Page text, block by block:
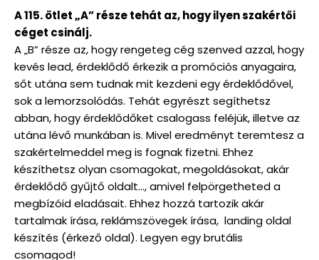
A 115. ötlet „A” része tehát az, hogy ilyen szakértői
céget csinálj.
A „B” része az, hogy rengeteg cég szenved azzal, hogy
kevés lead, érdeklődő érkezik a promóciós anyagaira,
sőt utána sem tudnak mit kezdeni egy érdeklődővel,
sok a lemorzsolódás. Tehát egyrészt segíthetsz
abban, hogy érdeklődőket csalogass feléjük, illetve az
utána lévő munkában is. Mivel eredményt teremtesz a
szakértelmeddel meg is fognak fizetni. Ehhez
készíthetsz olyan csomagokat, megoldásokat, akár
érdeklődő gyűjtő oldalt…, amivel felpörgetheted a
megbízóid eladásait. Ehhez hozzá tartozik akár
tartalmak írása, reklámszövegek írása, landing oldal
készítés (érkező oldal). Legyen egy brutális
csomagod!